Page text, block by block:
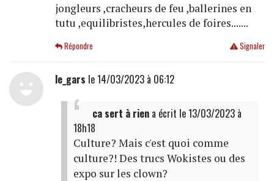
jongleurs ,cracheurs de feu ,ballerines en
tutu ,equilibristes,hercules de foires.......
Signaler
Répondre
le_gars le 14/03/2023 à 06:12
ca sert à riena écrit le 13/03/2023 à
18h18
Culture? Mais c'est quoi comme
culture?! Des trucs Wokistes ou des
expo sur les clown?